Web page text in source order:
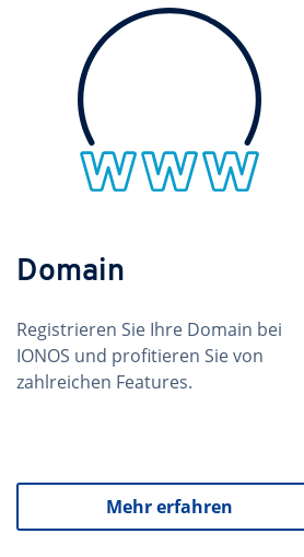
Domain
Registrieren Sie Ihre Domain bei
IONOS und profitieren Sie von
zahlreichen Features.
Mehr erfahren